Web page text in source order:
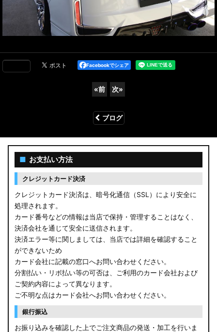
Facebookでシェア
«前 次»
ブログ
■ お支払い方法
クレジットカード決済
クレジットカード決済は、暗号化通信（SSL）により安全に
処理されます。
カード番号などの情報は当店で保持・管理することはなく、
決済会社を通じて安全に送信されます。
決済エラー等に関しましては、当店では詳細を確認すること
ができないため
カード会社に記載の窓口へお問い合わせください。
分割払い・リボ払い等の可否は、ご利用のカード会社および
ご契約内容によって異なります。
ご不明な点はカード会社へお問い合わせください。
銀行振込
お振り込みを確認した上でご注文商品の発送・加工を行いま